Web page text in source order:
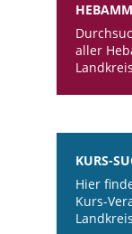
aller
KURS-
Hier
Kurs-